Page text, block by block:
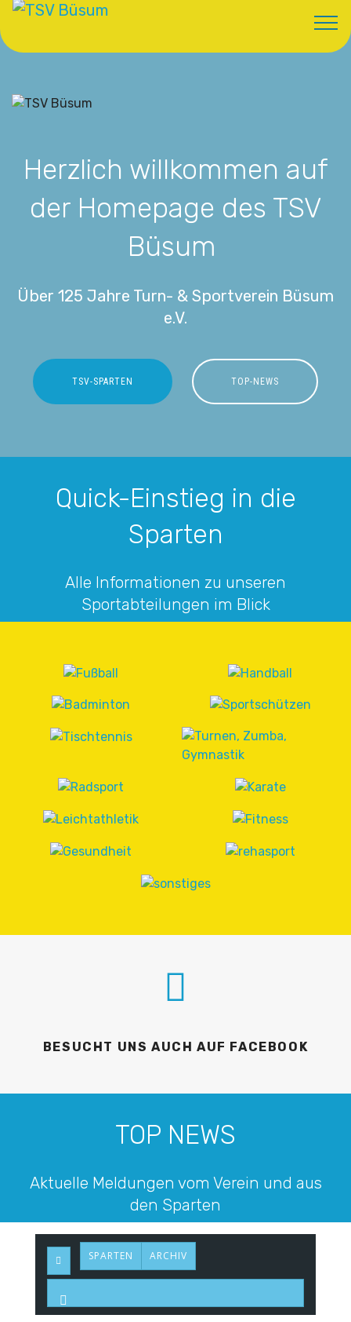
Herzlich willkommen auf
der Homepage des TSV
Büsum
Über 125 Jahre Turn- & Sportverein Büsum
e.V.
TSV-SPARTEN TOP-NEWS
Quick-Einstieg in die
Sparten
Alle Informationen zu unseren
Sportabteilungen im Blick
BESUCHT UNS AUCH AUF FACEBOOK
TOP NEWS
Aktuelle Meldungen vom Verein und aus
den Sparten
SPARTEN ARCHIV